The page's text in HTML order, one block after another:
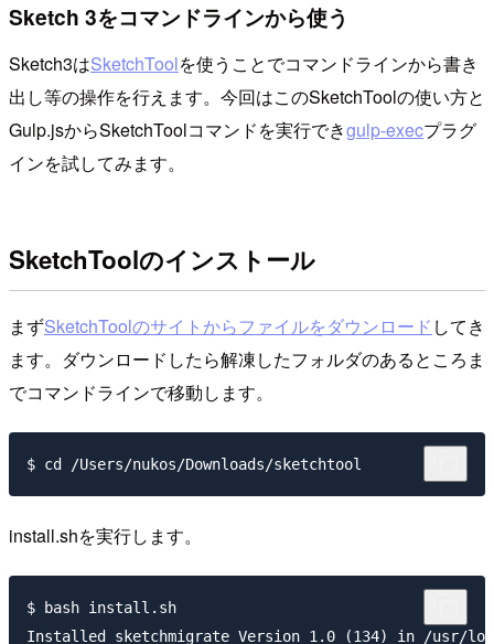
Sketch 3をコマンドラインから使う
Sketch3はSketchToolを使うことでコマンドラインから書き
出し等の操作を行えます。今回はこのSketchToolの使い方と
Gulp.jsからSketchToolコマンドを実行できgulp-execプラグ
インを試してみます。
SketchToolのインストール
まずSketchToolのサイトからファイルをダウンロード してき
ます。ダウンロードしたら解凍したフォルダのあるところま
でコマンドラインで移動します。
install.shを実行します。
$ bash install.sh
Installed sketchmigrate Version 1.0 (134) in /usr/